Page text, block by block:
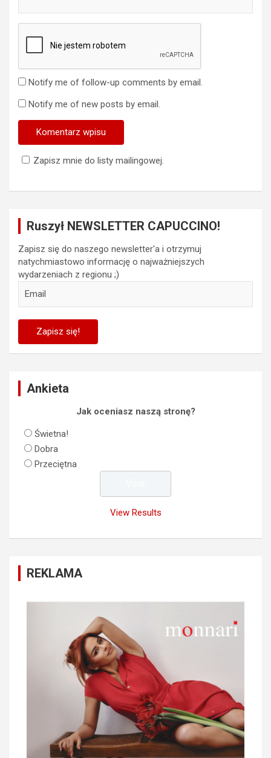
Notify me of follow-up comments by email.
Notify me of new posts by email.
Zapisz mnie do listy mailingowej.
Ruszył NEWSLETTER CAPUCCINO!
Zapisz się do naszego newsletter'a i otrzymuj
natychmiastowo informację o najważniejszych
wydarzeniach z regionu ;)
Ankieta
Jak oceniasz naszą stronę?
Świetna!
Dobra
Przeciętna
View Results
REKLAMA